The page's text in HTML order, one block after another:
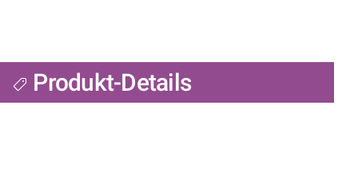
Produkt-Details